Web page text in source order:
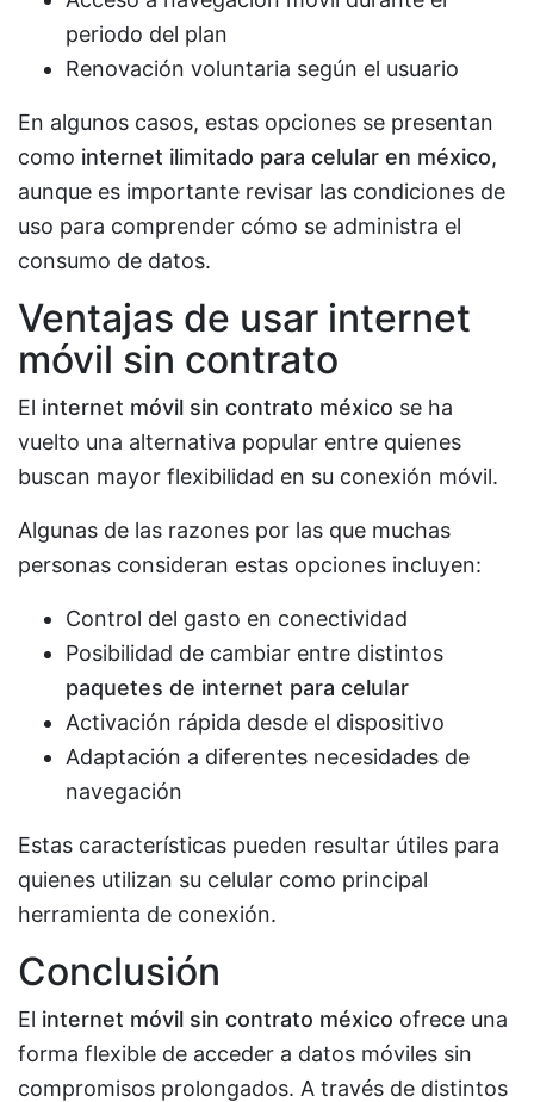
periodo del plan
Renovación voluntaria según el usuario
En algunos casos, estas opciones se presentan
como internet ilimitado para celular en méxico,
aunque es importante revisar las condiciones de
uso para comprender cómo se administra el
consumo de datos.
Ventajas de usar internet
móvil sin contrato
El internet móvil sin contrato méxico se ha
vuelto una alternativa popular entre quienes
buscan mayor flexibilidad en su conexión móvil.
Algunas de las razones por las que muchas
personas consideran estas opciones incluyen:
Control del gasto en conectividad
Posibilidad de cambiar entre distintos
paquetes de internet para celular
Activación rápida desde el dispositivo
Adaptación a diferentes necesidades de
navegación
Estas características pueden resultar útiles para
quienes utilizan su celular como principal
herramienta de conexión.
Conclusión
El internet móvil sin contrato méxico ofrece una
forma flexible de acceder a datos móviles sin
compromisos prolongados. A través de distintos